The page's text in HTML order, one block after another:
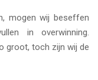
mogen wij beseffen
in overwinning.
groot, toch zijn wij de